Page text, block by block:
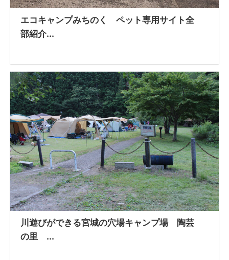
エコキャンプみちのく ペット専用サイト全
部紹介...
川遊びができる宮城の穴場キャンプ場 陶芸
の里 ...